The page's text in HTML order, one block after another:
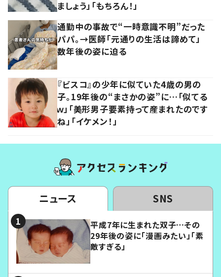
ましょう」「もちろん！」
通勤中の事故で“一時意識不明”だった
パパ。→医師「元通りの生活は諦めて」
数年後の姿に迫る
『ビスコ』の少年に似ていた4歳の男の
子。19年後の“まさかの姿”に…「似てる
ｗ」「美形男子要素持って産まれたのです
ね」「イケメン！」
ニュース SNS
平成7年に生まれた双子…その
29年後の姿に「漫画みたい」「素
敵すぎる」